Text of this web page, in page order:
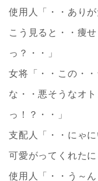
使用人「・・あり
こう見ると・・痩
っ？・・」
女将「・・この・
な・・悪そうなオ
っ！？・・」
支配人「・・にゃ
可愛がってくれたに
使用人「・・う～